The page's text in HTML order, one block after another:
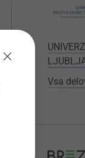
Vsa